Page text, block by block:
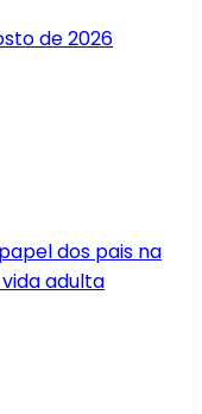
de 2026
dos pais na
adulta